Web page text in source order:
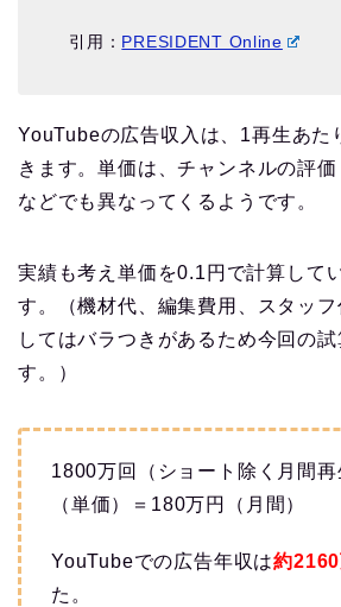
引用： PRESIDENT Online
YouTubeの広告収入は、1再生あた
きます。単価は、チャンネルの評
などでも異なってくるようです。
実績も考え単価を0.1円で計算して
す。（機材代、編集費用、スタッ
してはバラつきがあるため今回の試
す。）
1800万回（ショート除く月間再
（単価）＝180万円（月間）
YouTubeでの広告年収は約2160
た。